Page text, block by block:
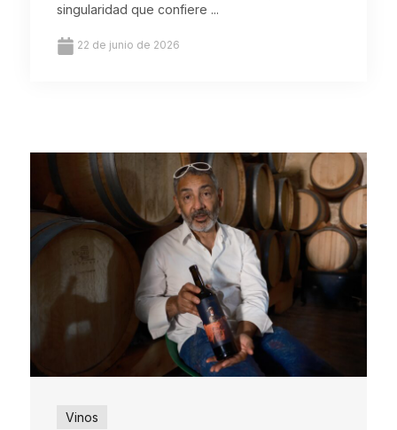
singularidad que confiere ...
22 de junio de 2026
Vinos